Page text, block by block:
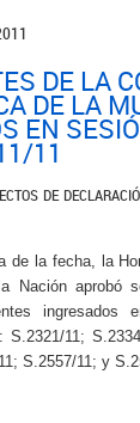
DE LA
DE LA
EN
11
DE
de la fecha, la
Nación aprobó
ingresados
11;
S.2557/11; y